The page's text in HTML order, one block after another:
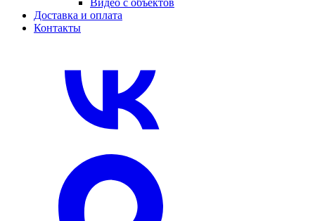
Видео с объектов
Доставка и оплата
Контакты